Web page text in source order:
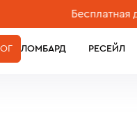
Бесплатная
ЛОМБАРД РЕСЕЙЛ